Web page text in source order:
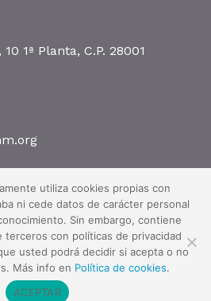
1ª Planta, C.P. 28001
reservados ·Aviso legal·Política
·Política de cookies
utiliza cookies propias con
ni cede datos de carácter personal
Sin embargo, contiene
terceros con políticas de privacidad
usted podrá decidir si acepta o no
Más info en Política de cookies.
ACEPTAR